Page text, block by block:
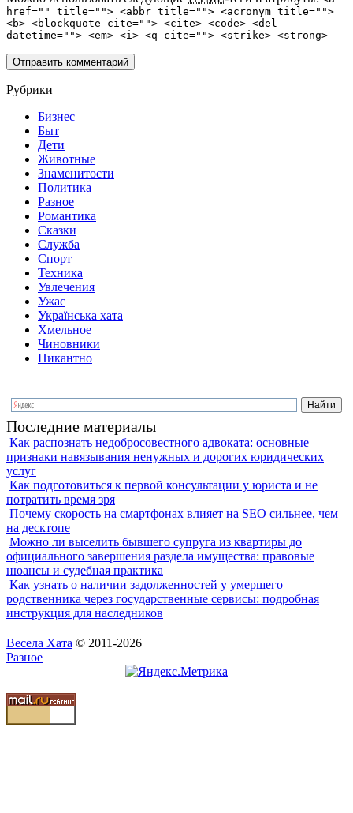
href="" title=""> <abbr title=""> <acronym title="">
<b> <blockquote cite=""> <cite> <code> <del
datetime=""> <em> <i> <q cite=""> <strike> <strong>
Рубрики
Бизнес
Быт
Дети
Животные
Знаменитости
Политика
Разное
Романтика
Сказки
Служба
Спорт
Техника
Увлечения
Ужас
Українська хата
Хмельное
Чиновники
Пикантно
Последние материалы
Как распознать недобросовестного адвоката: основные
признаки навязывания ненужных и дорогих юридических
услуг
Как подготовиться к первой консультации у юриста и не
потратить время зря
Почему скорость на смартфонах влияет на SEO сильнее, чем
на десктопе
Можно ли выселить бывшего супруга из квартиры до
официального завершения раздела имущества: правовые
нюансы и судебная практика
Как узнать о наличии задолженностей у умершего
родственника через государственные сервисы: подробная
инструкция для наследников
Весела Хата © 2011-2026
Разное